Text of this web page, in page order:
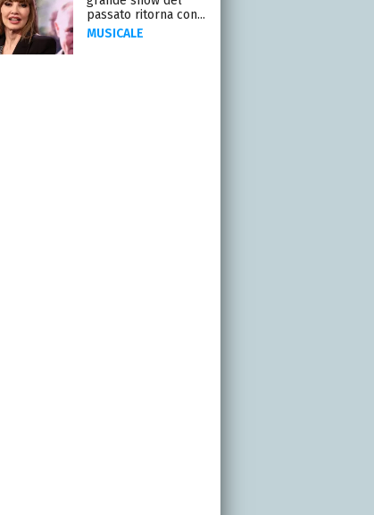
passato ritorna con...
MUSICALE